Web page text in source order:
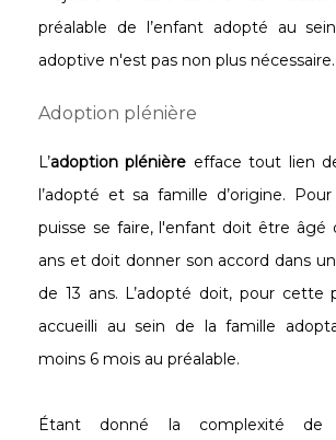
préalable de l’enfant adopté au
adoptive n'est pas non plus nécessaire.
Adoption plénière
L’adoption plénière efface tout lien
l’adopté et sa famille d’origine.
puisse se faire, l'enfant doit être âgé
ans et doit donner son accord dans
de 13 ans. L’adopté doit, pour cette
accueilli au sein de la famille
moins 6 mois au préalable.
Étant donné la complexité de